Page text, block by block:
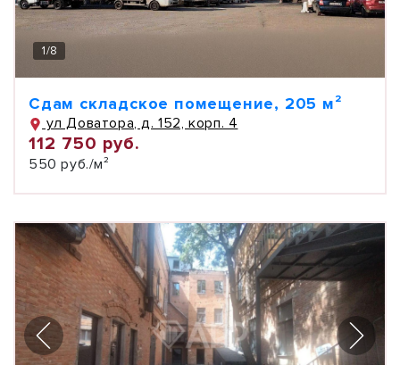
1/8
Сдам складское помещение, 205 м²
ул Доватора, д. 152, корп. 4
112 750 руб.
550 руб./м²